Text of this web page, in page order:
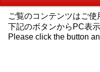
ご覧のコンテンツはご
下記のボタンからPC表
Please click the button